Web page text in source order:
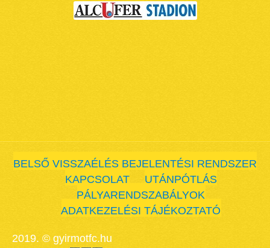
BELSŐ VISSZAÉLÉS BEJELENTÉSI RENDSZER
KAPCSOLAT
UTÁNPÓTLÁS
PÁLYARENDSZABÁLYOK
ADATKEZELÉSI TÁJÉKOZTATÓ
2019. © gyirmotfc.hu